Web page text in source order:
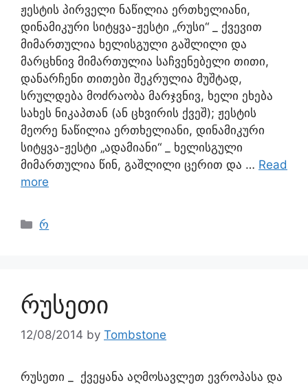
ჟესტის პირველი ნაწილია ერთხელიანი,
დინამიკური სიტყვა-ჟესტი „რუსი“ _ ქვევით
მიმართულია ხელისგული გაშლილი და
მარცხნივ მიმართულია საჩვენებელი თითი,
დანარჩენი თითები შეკრულია მუშტად,
სრულდება მოძრაობა მარჯვნივ, ხელი ეხება
სახეს ნიკაპთან (ან ცხვირის ქვეშ); ჟესტის
მეორე ნაწილია ერთხელიანი, დინამიკური
სიტყვა-ჟესტი „ადამიანი“ _ ხელისგული
მიმართულია წინ, გაშლილი ცერით და … Read
more
რ
რუსეთი
12/08/2014 by Tombstone
რუსეთი _ ქვეყანა აღმოსავლეთ ევროპასა და